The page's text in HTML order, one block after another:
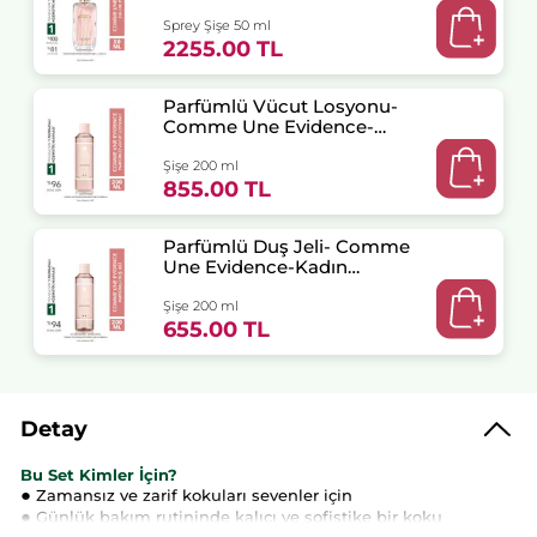
Sprey Şişe 50 ml
2255.00 TL
Parfümlü Vücut Losyonu-
Comme Une Evidence-
Şişe 200 ml
855.00 TL
Parfümlü Duş Jeli- Comme
Une Evidence-Kadın
Şişe 200 ml
655.00 TL
Detay
Bu Set Kimler İçin?
● Zamansız ve zarif kokuları sevenler için
● Günlük bakım rutininde kalıcı ve sofistike bir koku